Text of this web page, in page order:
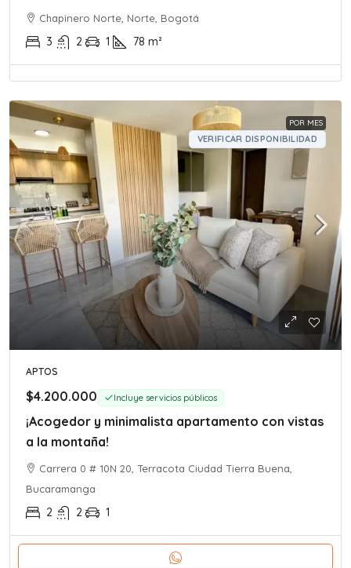
Chapinero Norte, Norte, Bogotá
3 2 1 78 m²
POR MES
VERIFICAR DISPONIBILIDAD
APTOS
$4.200.000 Incluye servicios públicos
¡Acogedor y minimalista apartamento con vistas
a la montaña!
Carrera 0 # 10N 20, Terracota Ciudad Tierra Buena,
Bucaramanga
2 2 1